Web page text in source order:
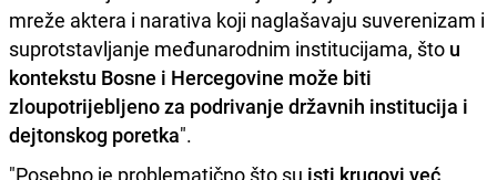
mreže aktera i narativa koji naglašavaju suverenizam i
suprotstavljanje međunarodnim institucijama, što u
kontekstu Bosne i Hercegovine može biti
zloupotrijebljeno za podrivanje državnih institucija i
dejtonskog poretka".
"Posebno je problematično što su isti krugovi već